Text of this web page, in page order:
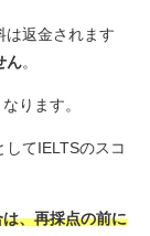
は返金されます
ん
なります。
てIELTSのスコ
、再採点の前に